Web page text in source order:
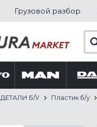
Грузовой разбор
ДЕТАЛИ Б/У Пластик б/у